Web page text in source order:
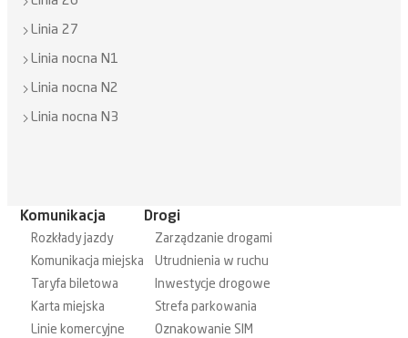
Linia 27
Linia nocna N1
Linia nocna N2
Linia nocna N3
Komunikacja
Rozkłady jazdy
Komunikacja miejska
Taryfa biletowa
Karta miejska
Linie komercyjne
Drogi
Zarządzanie drogami
Utrudnienia w ruchu
Inwestycje drogowe
Strefa parkowania
Oznakowanie SIM